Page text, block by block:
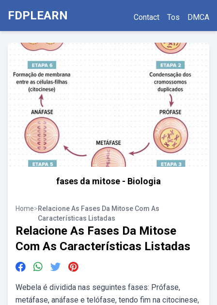
FDPLEARN Contact Tos DMCA
fases da mitose - Biologia
Home>Relacione As Fases Da Mitose Com As
Características Listadas
Relacione As Fases Da Mitose
Com As Características Listadas
Webela é dividida nas seguintes fases: Prófase,
metáfase, anáfase e telófase, tendo fim na citocinese,